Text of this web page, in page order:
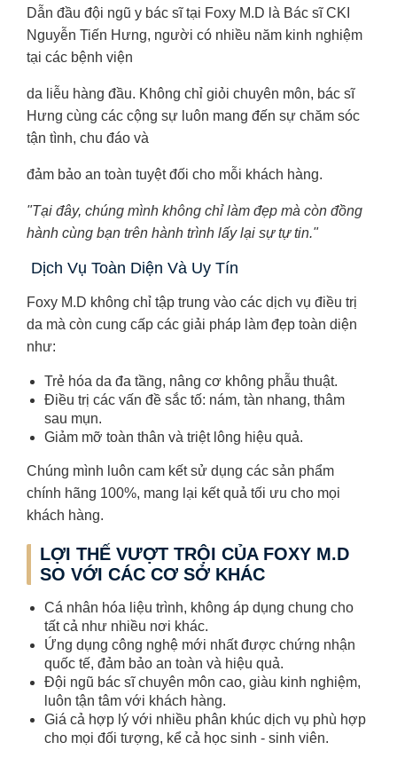
Dẫn đầu đội ngũ y bác sĩ tại Foxy M.D là Bác sĩ CKI
Nguyễn Tiến Hưng, người có nhiều năm kinh nghiệm
tại các bệnh viện
da liễu hàng đầu. Không chỉ giỏi chuyên môn, bác sĩ
Hưng cùng các cộng sự luôn mang đến sự chăm sóc
tận tình, chu đáo và
đảm bảo an toàn tuyệt đối cho mỗi khách hàng.
"Tại đây, chúng mình không chỉ làm đẹp mà còn đồng
hành cùng bạn trên hành trình lấy lại sự tự tin."
Dịch Vụ Toàn Diện Và Uy Tín
Foxy M.D không chỉ tập trung vào các dịch vụ điều trị
da mà còn cung cấp các giải pháp làm đẹp toàn diện
như:
Trẻ hóa da đa tầng, nâng cơ không phẫu thuật.
Điều trị các vấn đề sắc tố: nám, tàn nhang, thâm
sau mụn.
Giảm mỡ toàn thân và triệt lông hiệu quả.
Chúng mình luôn cam kết sử dụng các sản phẩm
chính hãng 100%, mang lại kết quả tối ưu cho mọi
khách hàng.
LỢI THẾ VƯỢT TRỘI CỦA FOXY M.D
SO VỚI CÁC CƠ SỞ KHÁC
Cá nhân hóa liệu trình, không áp dụng chung cho
tất cả như nhiều nơi khác.
Ứng dụng công nghệ mới nhất được chứng nhận
quốc tế, đảm bảo an toàn và hiệu quả.
Đội ngũ bác sĩ chuyên môn cao, giàu kinh nghiệm,
luôn tận tâm với khách hàng.
Giá cả hợp lý với nhiều phân khúc dịch vụ phù hợp
cho mọi đối tượng, kể cả học sinh - sinh viên.